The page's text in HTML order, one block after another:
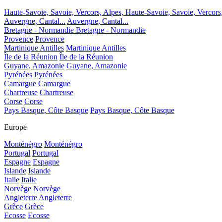
Haute-Savoie, Savoie, Vercors, Alpes, Haute-Savoie, Savoie,
Auvergne, Cantal... Auvergne, Cantal...
Bretagne - Normandie Bretagne - Normandie
Provence Provence
Martinique Antilles Martinique Antilles
Île de la Réunion Île de la Réunion
Guyane, Amazonie Guyane, Amazonie
Pyrénées Pyrénées
Camargue Camargue
Chartreuse Chartreuse
Corse Corse
Pays Basque, Côte Basque Pays Basque, Côte Basque
Europe
Monténégro Monténégro
Portugal Portugal
Espagne Espagne
Islande Islande
Italie Italie
Norvège Norvège
AngleterreAngleterre
Grèce Grèce
Ecosse Ecosse